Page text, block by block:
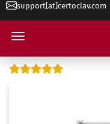
support[at]certoclav.com